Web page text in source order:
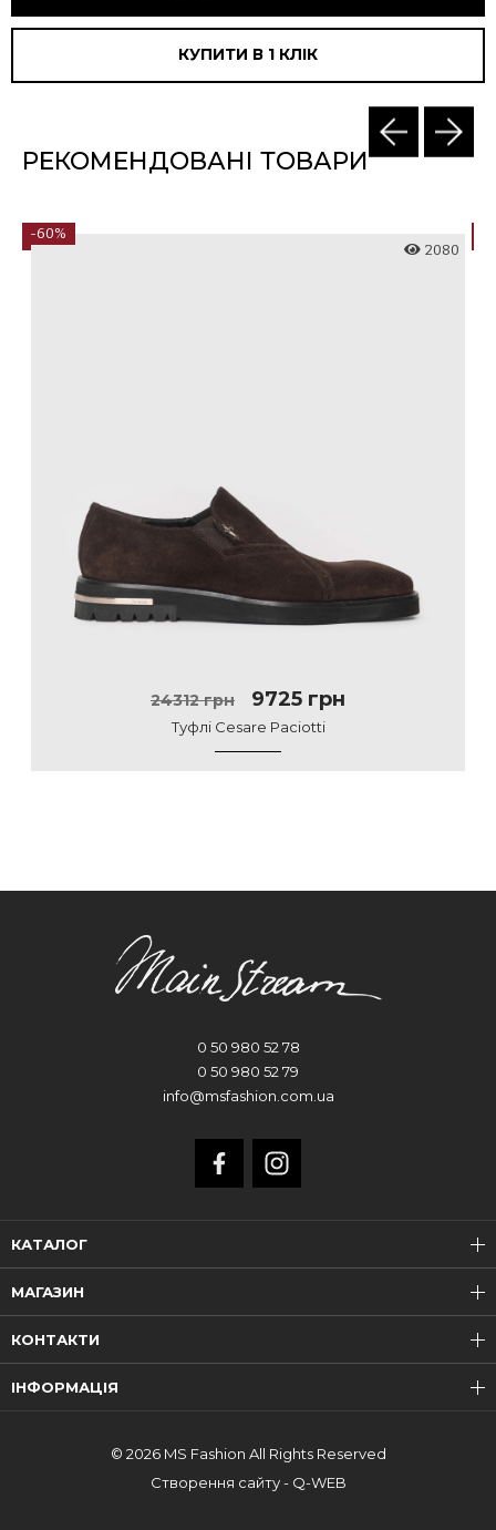
КУПИТИ В 1 КЛIК
РЕКОМЕНДОВАНІ ТОВАРИ
-60%
24312 грн 9725 грн
Туфлі Cesare Paciotti
2080
КАТАЛОГ
МАГАЗИН
0 50 980 52 78
0 50 980 52 79
info@msfashion.com.ua
КОНТАКТИ
ІНФОРМАЦІЯ
© 2026 MS Fashion All Rights Reserved
Створення сайту - Q-WEB